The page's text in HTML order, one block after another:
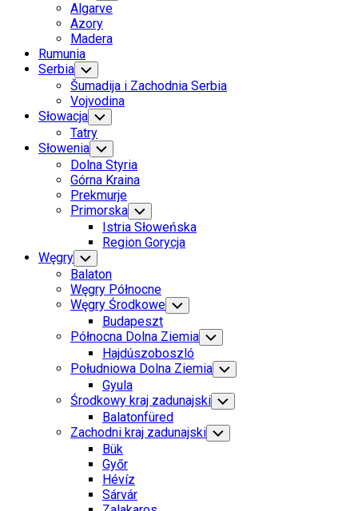
Child
Menu
Algarve
Azory
Madera
Rumunia
Serbia Toggle
Child
Menu
Šumadija i Zachodnia Serbia
Vojvodina
Słowacja Toggle
Child
Menu
Tatry
Słowenia Toggle
Child
Menu
Dolna Styria
Górna Kraina
Prekmurje
Primorska Toggle
Child
Menu
Istria Słoweńska
Region Gorycja
Węgry Toggle
Child
Menu
Balaton
Węgry Północne
Węgry Środkowe Toggle
Child
Menu
Budapeszt
Północna Dolna Ziemia Toggle
Child
Menu
Hajdúszoboszló
Południowa Dolna Ziemia Toggle
Child
Menu
Gyula
Środkowy kraj zadunajski Toggle
Child
Menu
Balatonfüred
Zachodni kraj zadunajski Toggle
Child
Bük
Győr
Hévíz
Sárvár